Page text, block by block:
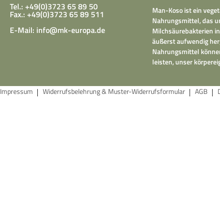
Tel.: +49(0)3723 65 89 50
Fax.: +49(0)3723 65 89 511
E-Mail: info@mk-europa.de
Man-Koso ist ein
Nahrungsmittel, das
Milchsäurebakterien
äußerst aufwendig
Nahrungsmittel
leisten, unser
Impressum Widerrufsbelehrung & Muster-Widerrufsformular AGB